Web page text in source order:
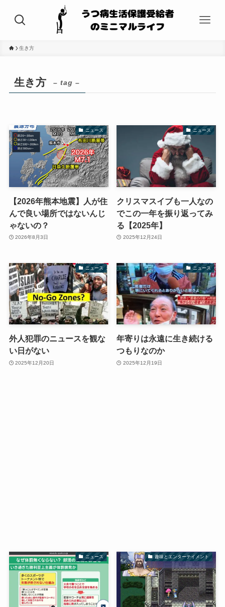
生き方
生き方 – tag –
ニュース
【2026年熊本地震】人が住
んで良い場所ではないんじ
ゃないの？
2026年8月3日
ニュース
クリスマスイブも一人なの
でこの一年を振り返ってみ
る【2025年】
2025年12月24日
ニュース
外人犯罪のニュースを観な
い日がない
2025年12月20日
ニュース
年寄りは永遠に生き続ける
つもりなのか
2025年12月19日
ニュース 趣味とエンターテイメント